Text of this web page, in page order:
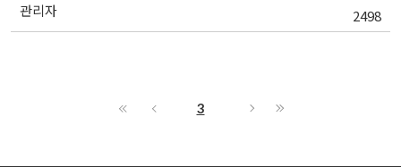
관리자 2498
3